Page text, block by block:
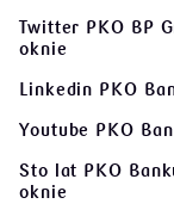
Twitter PKO BP
oknie
Linkedin PKO
Youtube PKO
Sto lat PKO
oknie